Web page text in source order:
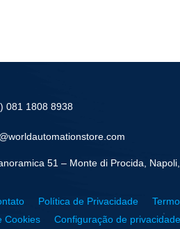
081 1808 8938
51 – Monte di Procida,
Política de Privacidade
Cookies
Configuração de privacidade